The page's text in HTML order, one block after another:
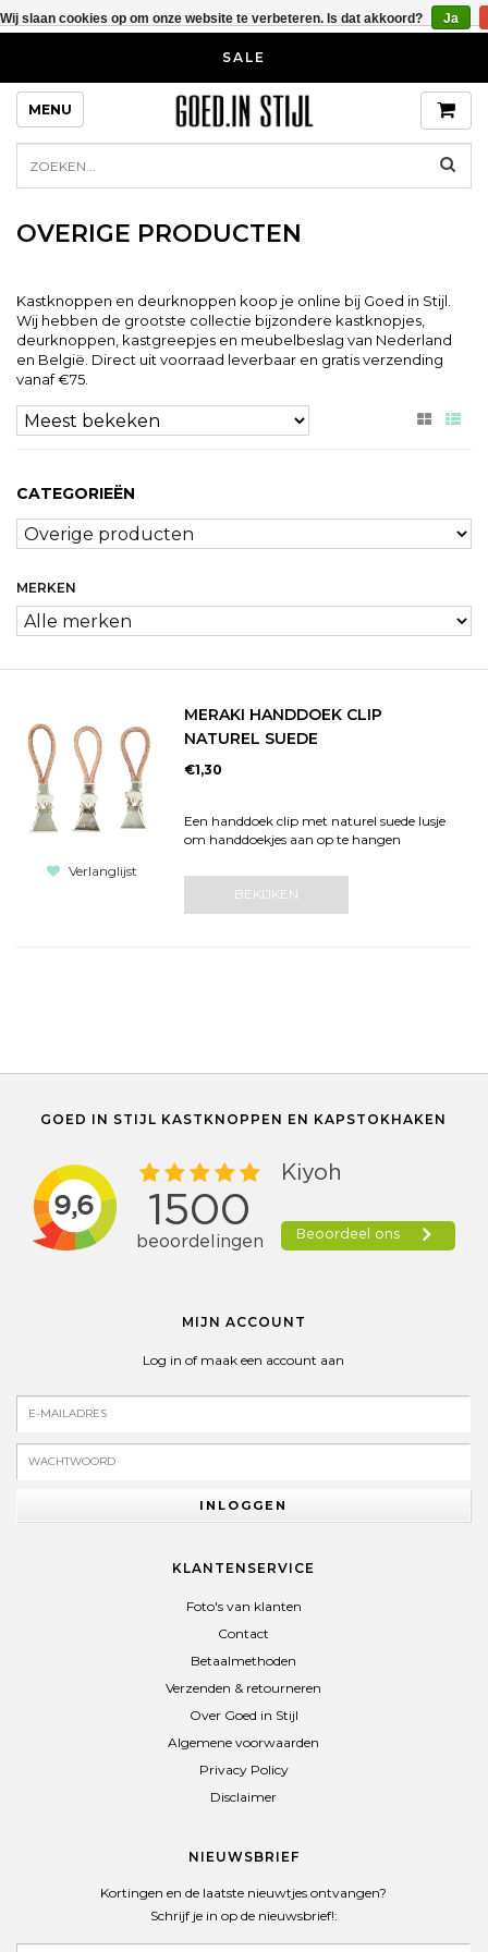
SALE
MENU
OVERIGE PRODUCTEN
Kastknoppen en deurknoppen koop je online bij Goed in Stijl.
Wij hebben de grootste collectie bijzondere kastknopjes,
deurknoppen, kastgreepjes en meubelbeslag van Nederland
en België. Direct uit voorraad leverbaar en gratis verzending
vanaf €75.
CATEGORIEËN
MERKEN
Verlanglijst
MERAKI HANDDOEK CLIP
NATUREL SUEDE
€1,30
Een handdoek clip met naturel suede lusje
om handdoekjes aan op te hangen
BEKIJKEN
GOED IN STIJL KASTKNOPPEN EN KAPSTOKHAKEN
MIJN ACCOUNT
Log in of maak een account aan
INLOGGEN
KLANTENSERVICE
Foto's van klanten
Contact
Betaalmethoden
Verzenden & retourneren
Over Goed in Stijl
Algemene voorwaarden
Privacy Policy
Disclaimer
NIEUWSBRIEF
Kortingen en de laatste nieuwtjes ontvangen?
Schrijf je in op de nieuwsbrief!:
Wij slaan cookies op om onze website te verbeteren. Is dat akkoord? Ja